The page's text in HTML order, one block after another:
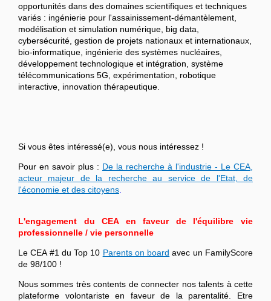
opportunités dans des domaines scientifiques et techniques
variés : ingénierie pour l'assainissement-démantèlement,
modélisation et simulation numérique, big data,
cybersécurité, gestion de projets nationaux et internationaux,
bio-informatique, ingénierie des systèmes nucléaires,
développement technologique et intégration, système
télécommunications 5G, expérimentation, robotique
interactive, innovation thérapeutique.
Si vous êtes intéressé(e), vous nous intéressez !
Pour en savoir plus : De la recherche à l'industrie - Le CEA,
acteur majeur de la recherche au service de l'Etat, de
l'économie et des citoyens
L'engagement du CEA en faveur de l'équilibre vie
professionnelle / vie personnelle
Le CEA #1 du Top 10 Parents on board avec un FamilyScore
de 98/100 !
Nous sommes très contents de connecter nos talents à cette
plateforme volontariste en faveur de la parentalité. Etre